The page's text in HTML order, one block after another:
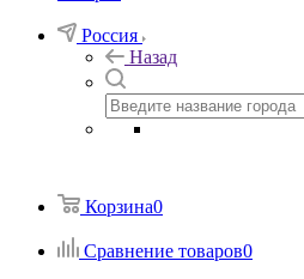
Россия
Назад
Корзина0
Сравнение товаров0